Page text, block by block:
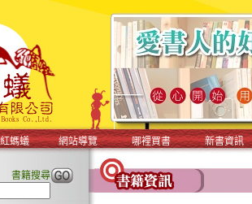
螞蟻 網站導覽 哪裡買書 新書資訊
書籍搜尋